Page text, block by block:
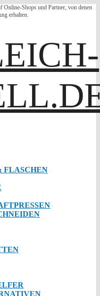
Shops und Partner, von denen
erhalten.
FLASCHEN